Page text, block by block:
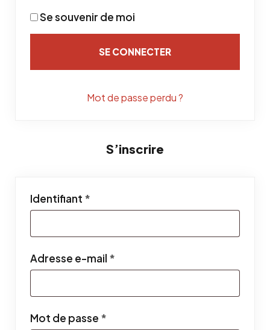
Se souvenir de moi
SE CONNECTER
Mot de passe perdu ?
S’inscrire
Identifiant *
Adresse e-mail *
Mot de passe *